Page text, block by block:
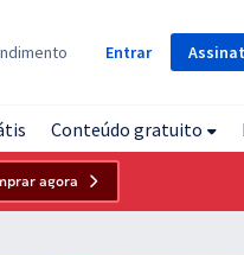
Entrar
Conteúdo gratuito
agora